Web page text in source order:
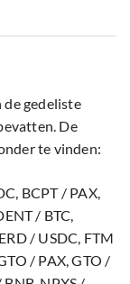
gedeliste
De
te vinden:
BCPT / PAX,
/ BTC,
/ USDC, FTM
/ PAX, GTO /